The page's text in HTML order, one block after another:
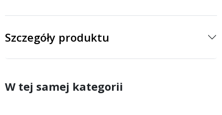
Szczegóły produktu
W tej samej kategorii